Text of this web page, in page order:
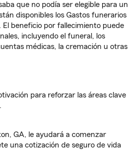
que no podía ser elegible para un
disponibles los Gastos funerarios
El beneficio por fallecimiento puede
incluyendo el funeral, los
médicas, la cremación u otras
para reforzar las áreas clave
GA, le ayudará a comenzar
una cotización de seguro de vida